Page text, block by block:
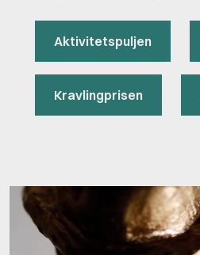
Aktivitetspuljen
Kravlingprisen